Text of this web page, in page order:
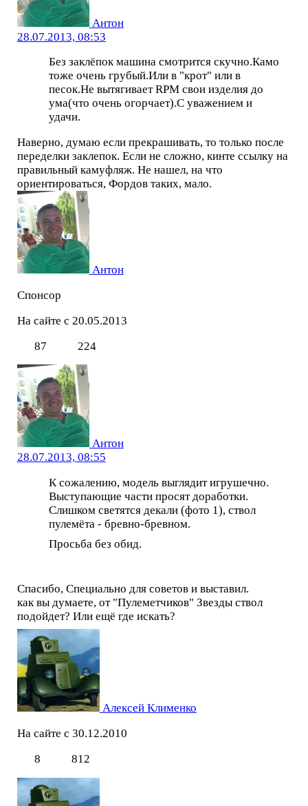
Антон
28.07.2013, 08:53
Без заклёпок машина смотрится скучно.Камо
тоже очень грубый.Или в "крот" или в
песок.Не вытягивает RPM свои изделия до
ума(что очень огорчает).С уважением и
удачи.
Наверно, думаю если прекрашивать, то только после
переделки заклепок. Если не сложно, кинте ссылку на
правильный камуфляж. Не нашел, на что
ориентироваться, Фордов таких, мало.
Антон
Спонсор
На сайте с 20.05.2013
87
224
Антон
28.07.2013, 08:55
К сожалению, модель выглядит игрушечно.
Выступающие части просят доработки.
Слишком светятся декали (фото 1), ствол
пулемёта - бревно-бревном.
Просьба без обид.
Спасибо, Специально для советов и выставил.
как вы думаете, от "Пулеметчиков" Звезды ствол
подойдет? Или ещё где искать?
Алексей Клименко
На сайте с 30.12.2010
8
812